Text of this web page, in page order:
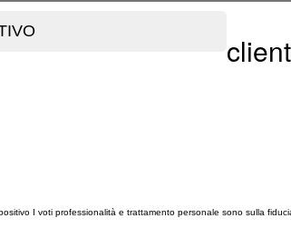
I voti professionalità e trattamento personale sono sulla